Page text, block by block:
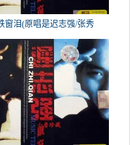
窗泪(原唱是迟志强/张秀
演唱点播:79次